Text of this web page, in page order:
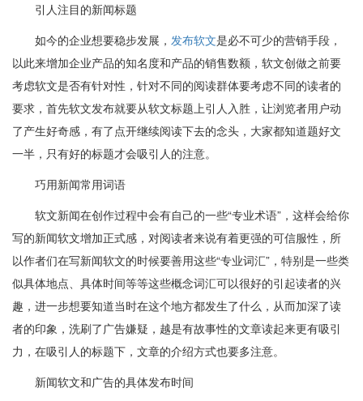
引人注目的新闻标题
如今的企业想要稳步发展， 发布软文是必不可少的营销手段，
以此来增加企业产品的知名度和产品的销售数额，软文创做之前要
考虑软文是否有针对性，针对不同的阅读群体要考虑不同的读者的
要求，首先软文发布就要从软文标题上引人入胜，让浏览者用户动
了产生好奇感，有了点开继续阅读下去的念头，大家都知道题好文
一半，只有好的标题才会吸引人的注意。
巧用新闻常用词语
软文新闻在创作过程中会有自己的一些“专业术语”，这样会给你
写的新闻软文增加正式感，对阅读者来说有着更强的可信服性，所
以作者们在写新闻软文的时候要善用这些“专业词汇”，特别是一些类
似具体地点、具体时间等等这些概念词汇可以很好的引起读者的兴
趣，进一步想要知道当时在这个地方都发生了什么，从而加深了读
者的印象，洗刷了广告嫌疑，越是有故事性的文章读起来更有吸引
力，在吸引人的标题下，文章的介绍方式也要多注意。
新闻软文和广告的具体发布时间